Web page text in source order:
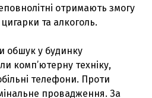
отримають змогу
та алкоголь.
обшук у будинку
комп’ютерну техніку,
телефони. Проти
провадження. За